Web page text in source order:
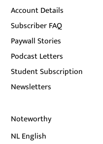
Account Details
Subscriber FAQ
Paywall Stories
Podcast Letters
Student Subscription
Newsletters
Noteworthy
NL English